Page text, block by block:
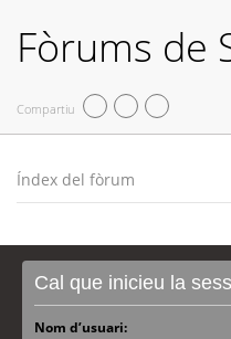
Fòrums de
Compartiu
Índex del fòrum
Cal que inicieu la
Nom d’usuari: